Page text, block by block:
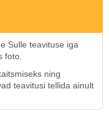
Sulle teavituse iga
foto.
ning
teavitusi tellida ainult